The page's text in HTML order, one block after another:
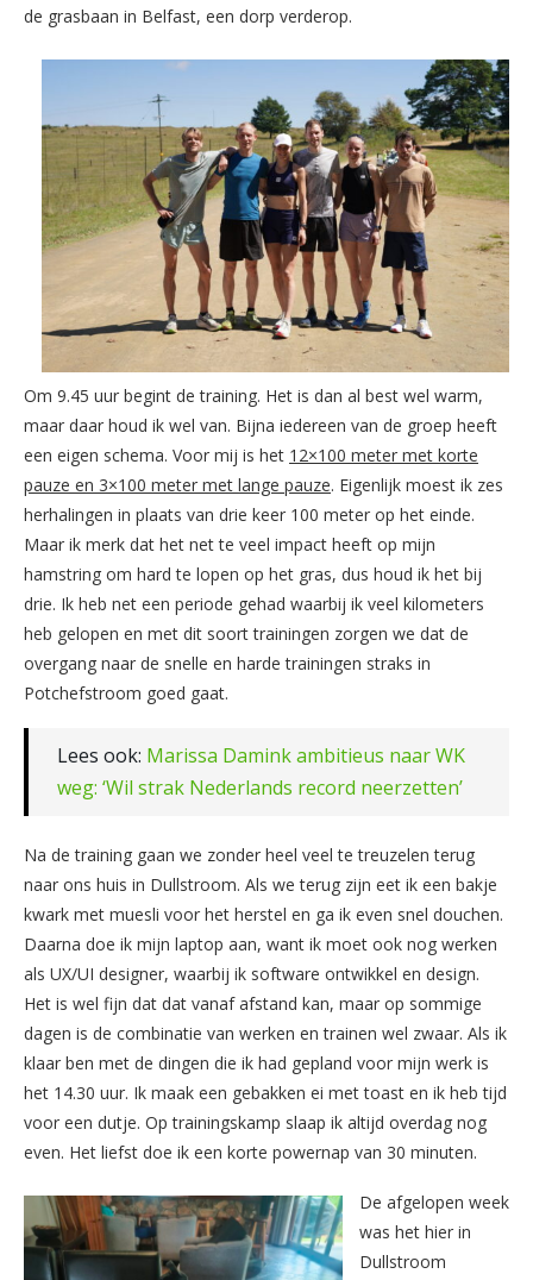
de grasbaan in Belfast, een dorp verderop.
Om 9.45 uur begint de training. Het is dan al best wel warm,
maar daar houd ik wel van. Bijna iedereen van de groep heeft
een eigen schema. Voor mij is het 12×100 meter met korte
pauze en 3×100 meter met lange pauze. Eigenlijk moest ik zes
herhalingen in plaats van drie keer 100 meter op het einde.
Maar ik merk dat het net te veel impact heeft op mijn
hamstring om hard te lopen op het gras, dus houd ik het bij
drie. Ik heb net een periode gehad waarbij ik veel kilometers
heb gelopen en met dit soort trainingen zorgen we dat de
overgang naar de snelle en harde trainingen straks in
Potchefstroom goed gaat.
Lees ook: Marissa Damink ambitieus naar WK
weg: ‘Wil strak Nederlands record neerzetten’
Na de training gaan we zonder heel veel te treuzelen terug
naar ons huis in Dullstroom. Als we terug zijn eet ik een bakje
kwark met muesli voor het herstel en ga ik even snel douchen.
Daarna doe ik mijn laptop aan, want ik moet ook nog werken
als UX/UI designer, waarbij ik software ontwikkel en design.
Het is wel fijn dat dat vanaf afstand kan, maar op sommige
dagen is de combinatie van werken en trainen wel zwaar. Als ik
klaar ben met de dingen die ik had gepland voor mijn werk is
het 14.30 uur. Ik maak een gebakken ei met toast en ik heb tijd
voor een dutje. Op trainingskamp slaap ik altijd overdag nog
even. Het liefst doe ik een korte powernap van 30 minuten.
De afgelopen week
was het hier in
Dullstroom